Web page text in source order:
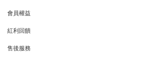
會員權益
紅利回饋
售後服務